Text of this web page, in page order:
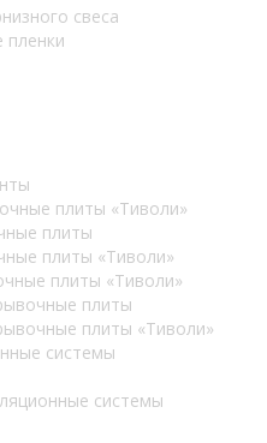
свеса
пленки
плиты «Тиволи»
плиты
плиты «Тиволи»
плиты «Тиволи»
плиты
плиты «Тиволи»
системы
системы